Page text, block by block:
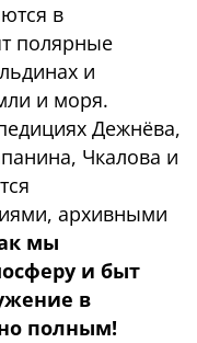
в
полярные
и
и моря.
Дежнёва,
Чкалова и
архивными
мы
и быт
в
полным!